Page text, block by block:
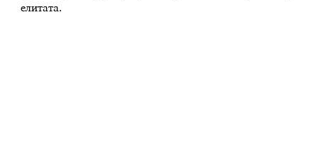
елитата.